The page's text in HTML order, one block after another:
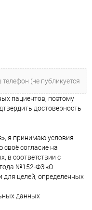
пациентов, поэтому
достоверность
я принимаю условия
согласие на
в соответствии с
№152-ФЗ «О
для целей, определенных
данных